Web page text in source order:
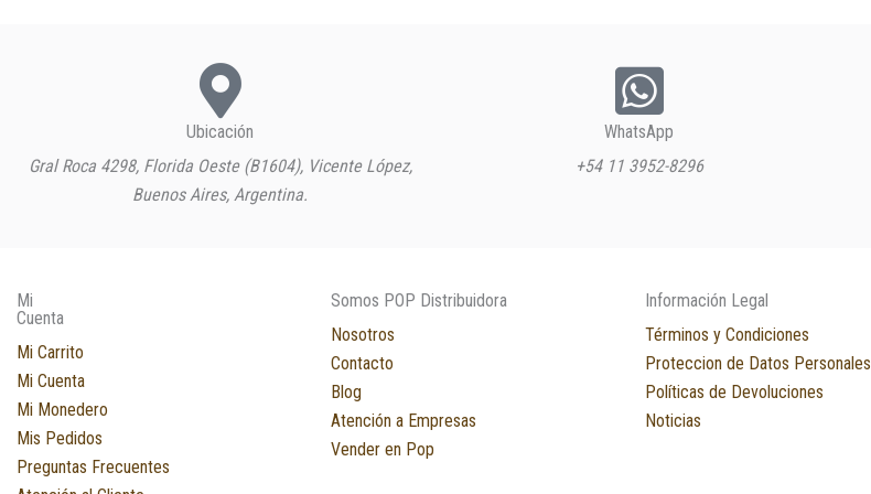
Ubicación
Gral Roca 4298, Florida Oeste (B1604), Vicente López,
Buenos Aires, Argentina.
WhatsApp
+54 11 3952-8296
Mi
Cuenta
Mi Carrito
Mi Cuenta
Mi Monedero
Mis Pedidos
Preguntas Frecuentes
Somos POP Distribuidora
Nosotros
Contacto
Blog
Atención a Empresas
Vender en Pop
Información Legal
Términos y Condiciones
Proteccion de Datos Personales
Políticas de Devoluciones
Noticias